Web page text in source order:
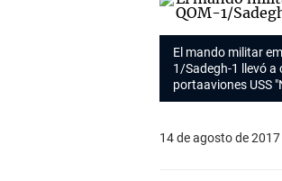
El mando militar
1/Sadegh-1 llevó a
portaaviones USS
14 de agosto de